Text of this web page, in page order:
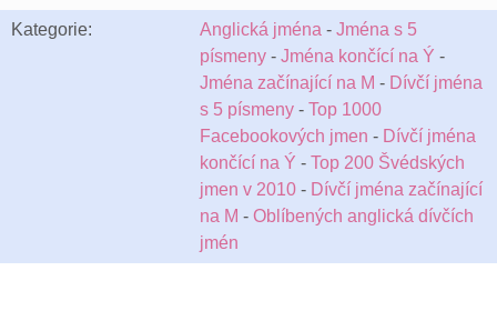
Kategorie: Anglická jména - Jména s 5
písmeny - Jména končící na Ý -
Jména začínající na M - Dívčí jména
s 5 písmeny - Top 1000
Facebookových jmen - Dívčí jména
končící na Ý - Top 200 Švédských
jmen v 2010 - Dívčí jména začínající
na M - Oblíbených anglická dívčích
jmén